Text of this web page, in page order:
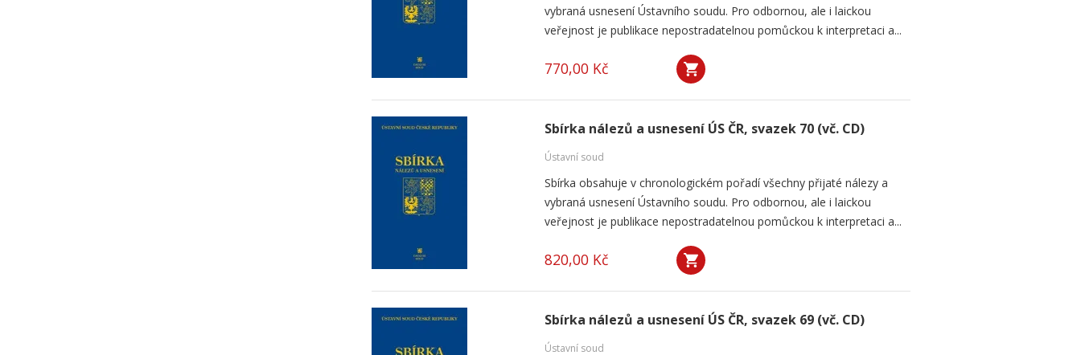
vybraná usnesení Ústavního soudu. Pro odbornou, ale i laickou
veřejnost je publikace nepostradatelnou pomůckou k interpretaci a...
770,00 Kč
Sbírka nálezů a usnesení ÚS ČR, svazek 70 (vč. CD)
Ústavní soud
Sbírka obsahuje v chronologickém pořadí všechny přijaté nálezy a
vybraná usnesení Ústavního soudu. Pro odbornou, ale i laickou
veřejnost je publikace nepostradatelnou pomůckou k interpretaci a...
820,00 Kč
Sbírka nálezů a usnesení ÚS ČR, svazek 69 (vč. CD)
Ústavní soud